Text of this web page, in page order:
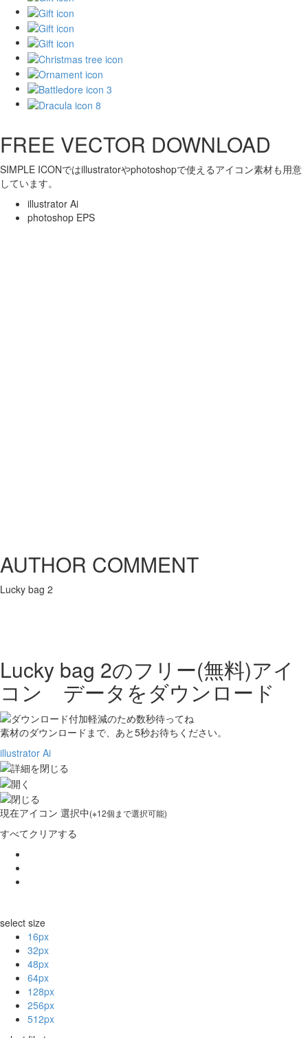
FREE VECTOR DOWNLOAD
SIMPLE ICONではillustratorやphotoshopで使えるアイコン素材も用意
しています。
illustrator Ai
photoshop EPS
AUTHOR COMMENT
Lucky bag 2
Lucky bag 2のフリー(無料)アイ
コン データをダウンロード
素材のダウンロードまで、あと5秒お待ちください。
illustrator Ai
現在アイコン 選択中(※12個まで選択可能)
すべてクリアする
select size
16px
32px
48px
64px
128px
256px
512px